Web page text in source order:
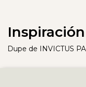
Inspiración
Dupe de INVICTUS